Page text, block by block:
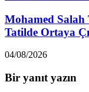
Mohamed Salah
Tatilde Ortaya
04/08/2026
Bir yanıt yazın